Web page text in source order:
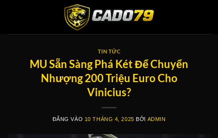
TIN TỨC
MU Sẵn Sàng Phá Két Để Chuyển
Nhượng 200 Triệu Euro Cho
Vinicius?
ĐĂNG VÀO 10 THÁNG 4, 2025 BỞI ADMIN